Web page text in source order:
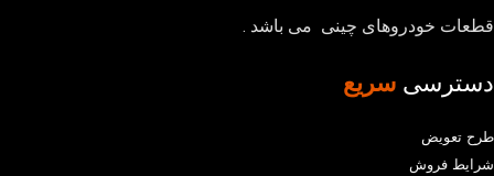
قطعات خودروهای چینی می باشد .
دسترسی سریع
طرح تعویض
شرایط فروش